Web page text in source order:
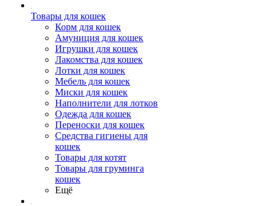
Товары для кошек
Корм для кошек
Амуниция для кошек
Игрушки для кошек
Лакомства для кошек
Лотки для кошек
Мебель для кошек
Миски для кошек
Наполнители для лотков
Одежда для кошек
Переноски для кошек
Средства гигиены для
кошек
Товары для котят
Товары для груминга
кошек
Ещё